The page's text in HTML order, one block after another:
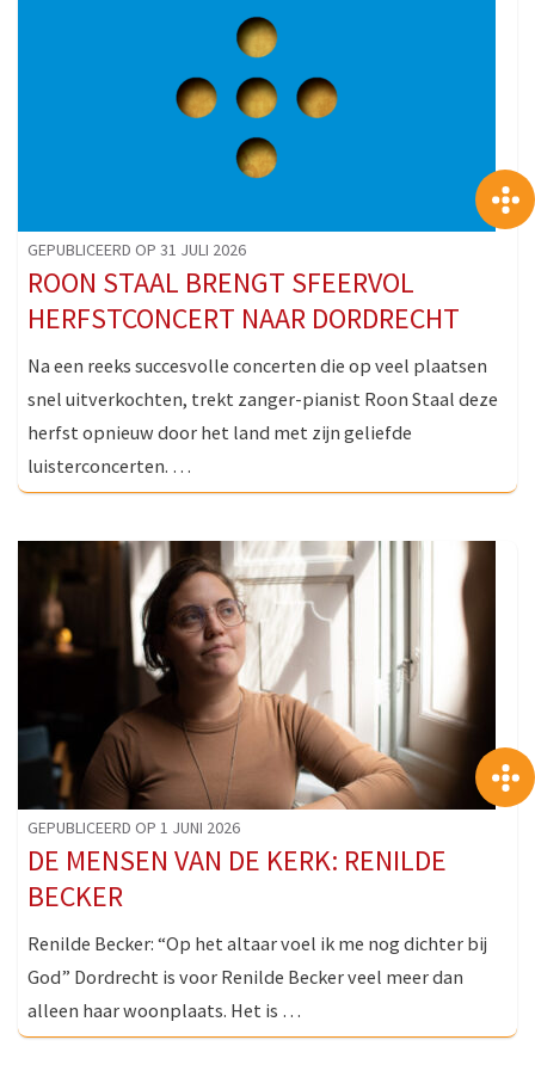
GEPUBLICEERD OP 31 JULI 2026
ROON STAAL BRENGT SFEERVOL
HERFSTCONCERT NAAR DORDRECHT
Na een reeks succesvolle concerten die op veel plaatsen
snel uitverkochten, trekt zanger-pianist Roon Staal deze
herfst opnieuw door het land met zijn geliefde
luisterconcerten. …
GEPUBLICEERD OP 1 JUNI 2026
DE MENSEN VAN DE KERK: RENILDE
BECKER
Renilde Becker: “Op het altaar voel ik me nog dichter bij
God” Dordrecht is voor Renilde Becker veel meer dan
alleen haar woonplaats. Het is …